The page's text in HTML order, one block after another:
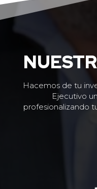
Hacemos de tu
Ejecutivo
profesionalizando